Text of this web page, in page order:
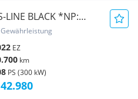
BLACK *NP:
EZ
km
PS (300 kW)